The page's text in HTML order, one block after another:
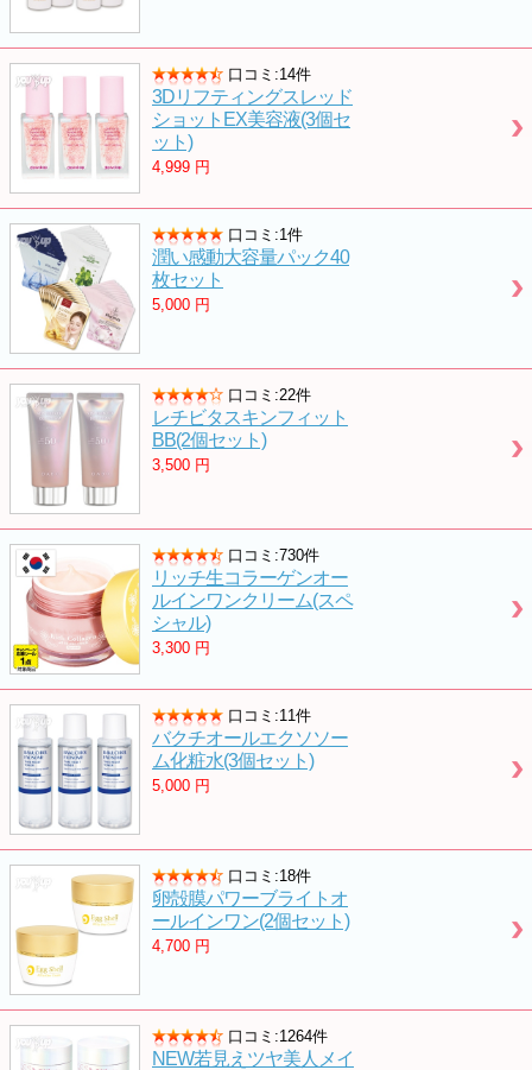
口コミ:14件
3Dリフティングスレッド
ショットEX美容液(3個セ
ット)
4,999 円
口コミ:1件
潤い感動大容量パック40
枚セット
5,000 円
口コミ:22件
レチビタスキンフィット
BB(2個セット)
3,500 円
口コミ:730件
リッチ生コラーゲンオー
ルインワンクリーム(スペ
シャル)
3,300 円
口コミ:11件
バクチオールエクソソー
ム化粧水(3個セット)
5,000 円
口コミ:18件
卵殻膜パワーブライトオ
ールインワン(2個セット)
4,700 円
口コミ:1264件
NEW若見えツヤ美人メイ